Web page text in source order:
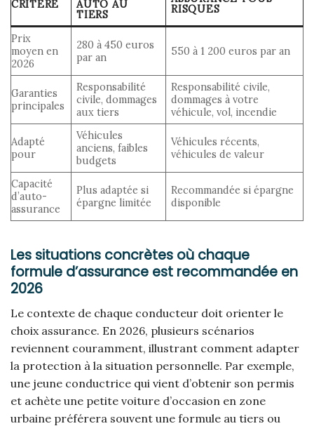
CRITÈRE
AUTO AU
TIERS
RISQUES
Prix
moyen en
2026
280 à 450 euros
par an
550 à 1 200 euros par an
Garanties
principales
Responsabilité
civile, dommages
aux tiers
Responsabilité civile,
dommages à votre
véhicule, vol, incendie
Adapté
pour
Véhicules
anciens, faibles
budgets
Véhicules récents,
véhicules de valeur
Capacité
d’auto-
assurance
Plus adaptée si
épargne limitée
Recommandée si épargne
disponible
Les situations concrètes où chaque
formule d’assurance est recommandée en
2026
Le contexte de chaque conducteur doit orienter le
choix assurance. En 2026, plusieurs scénarios
reviennent couramment, illustrant comment adapter
la protection à la situation personnelle. Par exemple,
une jeune conductrice qui vient d’obtenir son permis
et achète une petite voiture d’occasion en zone
urbaine préférera souvent une formule au tiers ou